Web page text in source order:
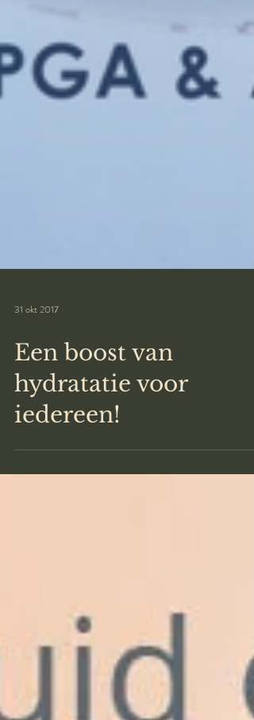
31 okt 2017
Een boost van
hydratatie voor
iedereen!